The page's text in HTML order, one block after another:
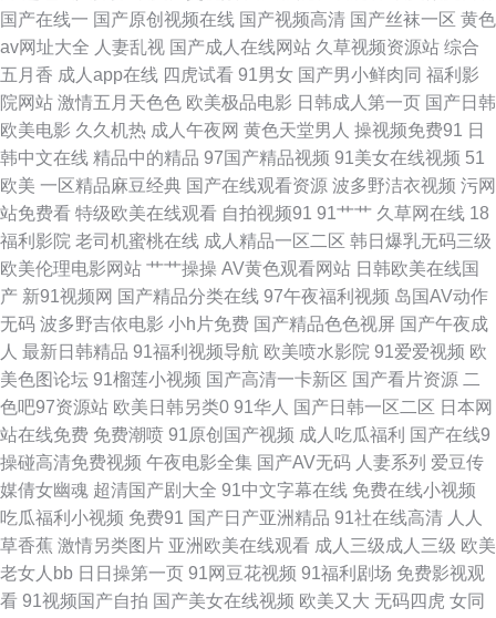
片 亚洲三级av 99热国产 超碰99国产 激情综合色网 狼友社91 伪娘自慰 91碰
视频 波多野结衣九区 国产传媒中文字幕 免费欧美A片视频 丝袜美腿中文字
幕 伊人五月大香蕉 97色色网站 国产另类第一页 色五月婷婷基地 亚洲天堂无
码永久 豆花视频一区 影音先锋欧美性爱 91网站做爱 www瑟瑟 国产精品在
线久久 久久深夜福利 欧美日A 日韩在线导航 香蕉午夜视频 91擦影库免 av福
利快播 浮力影院艹艹 韩日探花影视 久久成人免费 欧美啊欧美 人人肏屄人人
色综合电影 性爱福利老司机 俺去射官网 韩日欧亚a级 欧美外网 三级在线网
址 香蕉福利 自拍六区 97超碰欧美在线 超碰色播 黑丝巨乳极品 亚洲成人中
文网 97资源站超碰 成人香蕉视频在线 精品韩国操逼 日本成人中文 一本色导
航 AV导航福利 豆花影院色 精品人人播人人操 欧美最大黄色AA 亚洲色图
4app 韩国av啪啪 色色五月天社区 伊人成人自拍 91在线播放视频 超碰人人
国产在线一 国产原创视频在线 国产视频高清 国产丝袜一区 黄色
av网址大全 人妻乱视 国产成人在线网站 久草视频资源站 综合
五月香 成人app在线 四虎试看 91男女 国产男小鲜肉同 福利影
院网站 激情五月天色色 欧美极品电影 日韩成人第一页 国产日韩
欧美电影 久久机热 成人午夜网 黄色天堂男人 操视频免费91 日
韩中文在线 精品中的精品 97国产精品视频 91美女在线视频 51
欧美 一区精品麻豆经典 国产在线观看资源 波多野洁衣视频 污网
站免费看 特级欧美在线观看 自拍视频91 91艹艹 久草网在线 18
福利影院 老司机蜜桃在线 成人精品一区二区 韩日爆乳无码三级
欧美伦理电影网站 艹艹操操 AV黄色观看网站 日韩欧美在线国
产 新91视频网 国产精品分类在线 97午夜福利视频 岛国AV动作
无码 波多野吉依电影 小h片免费 国产精品色色视屏 国产午夜成
人 最新日韩精品 91福利视频导航 欧美喷水影院 91爱爱视频 欧
美色图论坛 91榴莲小视频 国产高清一卡新区 国产看片资源 二
色吧97资源站 欧美日韩另类0 91华人 国产日韩一区二区 日本网
站在线免费 免费潮喷 91原创国产视频 成人吃瓜福利 国产在线9
操碰高清免费视频 午夜电影全集 国产AV无码 人妻系列 爱豆传
媒倩女幽魂 超清国产剧大全 91中文字幕在线 免费在线小视频
吃瓜福利小视频 免费91 国产日产亚洲精品 91社在线高清 人人
草香蕉 激情另类图片 亚洲欧美在线观看 成人三级成人三级 欧美
老女人bb 日日操第一页 91网豆花视频 91福利剧场 免费影视观
看 91视频国产自拍 国产美女在线视频 欧美又大 无码四虎 女同